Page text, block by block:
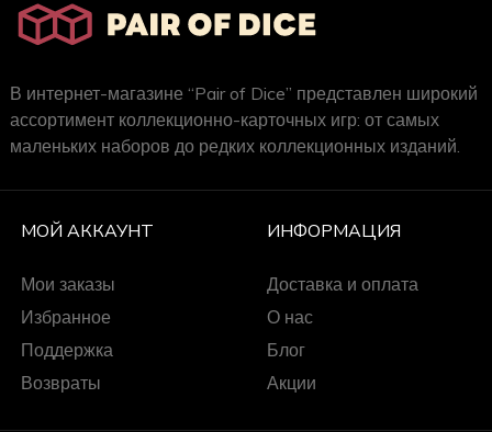
В интернет-магазине “Pair of Dice” представлен широкий
ассортимент коллекционно-карточных игр: от самых
маленьких наборов до редких коллекционных изданий.
МОЙ АККАУНТ
Мои заказы
Избранное
Поддержка
Возвраты
ИНФОРМАЦИЯ
Доставка и оплата
О нас
Блог
Акции